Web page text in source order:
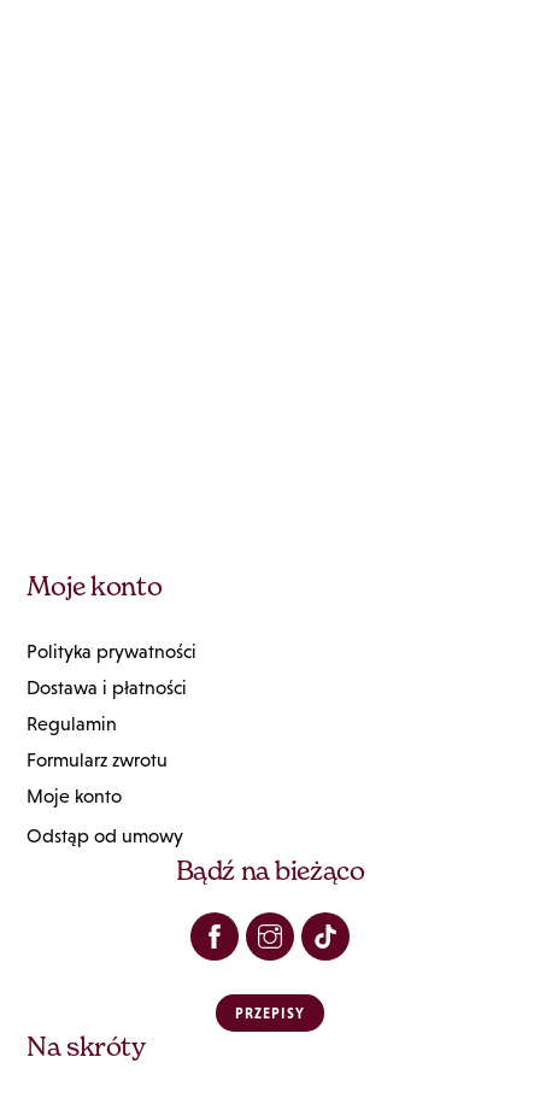
Moje konto
Polityka prywatności
Dostawa i płatności
Regulamin
Formularz zwrotu
Moje konto
Odstąp od umowy
Bądź na bieżąco
PRZEPISY
Na skróty